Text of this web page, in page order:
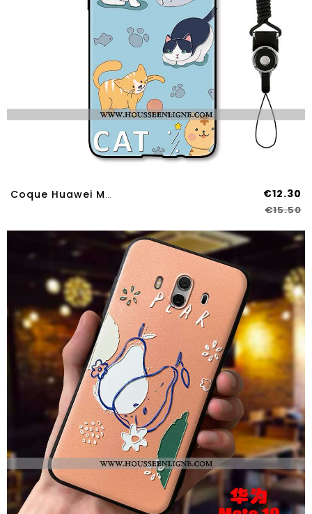
Coque Huawei Mate 10 Dessin Animé Charmant Gaufrage Incassable Protection Créatif Chat Bleu €12.30
€15.50